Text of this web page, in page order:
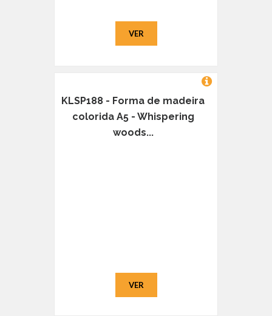
VER
KLSP188 - Forma de madeira
colorida A5 - Whispering
woods...
VER